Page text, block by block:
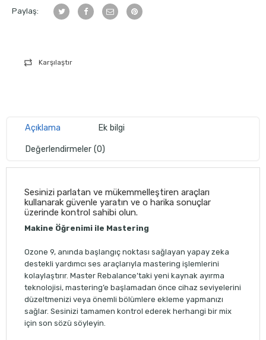
Paylaş:
Karşılaştır
Açıklama Ek bilgi
Değerlendirmeler (0)
Sesinizi parlatan ve mükemmelleştiren araçları
kullanarak güvenle yaratın ve o harika sonuçlar
üzerinde kontrol sahibi olun.
Makine Öğrenimi ile Mastering
Ozone 9, anında başlangıç ​​noktası sağlayan yapay zeka
destekli yardımcı ses araçlarıyla mastering işlemlerini
kolaylaştırır. Master Rebalance’taki yeni kaynak ayırma
teknolojisi, mastering’e başlamadan önce cihaz seviyelerini
düzeltmenizi veya önemli bölümlere ekleme yapmanızı
sağlar. Sesinizi tamamen kontrol ederek herhangi bir mix
için son sözü söyleyin.